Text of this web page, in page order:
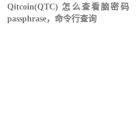
Qitcoin(QTC) 怎么查看脑密码
passphrase，命令行查询